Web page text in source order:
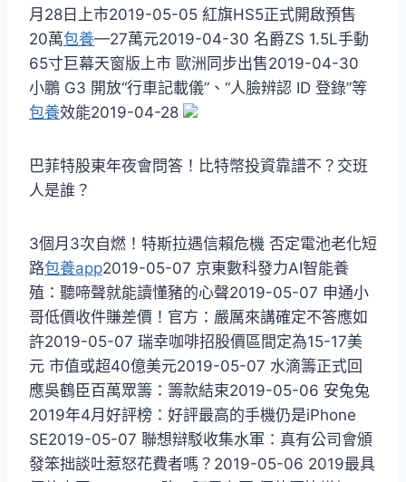
月28日上市2019-05-05 紅旗HS5正式開啟預售
20萬包養—27萬元2019-04-30 名爵ZS 1.5L手動
65寸巨幕天窗版上市 歐洲同步出售2019-04-30
小鵬 G3 開放“行車記載儀”、“人臉辨認 ID 登錄”等
包養效能2019-04-28
巴菲特股東年夜會問答！比特幣投資靠譜不？交班
人是誰？
3個月3次自燃！特斯拉遇信賴危機 否定電池老化短
路包養app2019-05-07 京東數科發力AI智能養
殖：聽啼聲就能讀懂豬的心聲2019-05-07 申通小
哥低價收件賺差價！官方：嚴厲來講確定不答應如
許2019-05-07 瑞幸咖啡招股價區間定為15-17美
元 市值或超40億美元2019-05-07 水滴籌正式回
應吳鶴臣百萬眾籌：籌款結束2019-05-06 安兔兔
2019年4月好評榜：好評最高的手機仍是iPhone
SE2019-05-07 聯想辯駁收集水軍：真有公司會頒
發笨拙談吐惹怒花費者嗎？2019-05-06 2019最具